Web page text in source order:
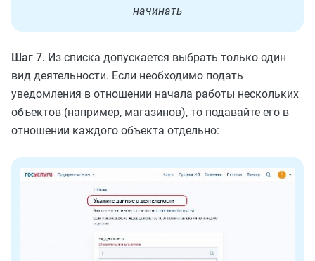
начинать
Шаг 7. Из списка допускается выбрать только один
вид деятельности. Если необходимо подать
уведомления в отношении начала работы нескольких
объектов (например, магазинов), то подавайте его в
отношении каждого объекта отдельно: